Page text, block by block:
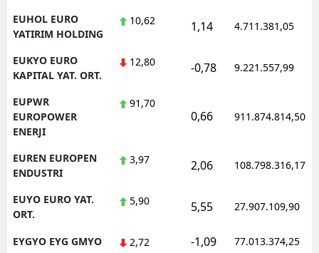
EUHOL EURO
YATIRIM HOLDING
10,62 1,14 4.711.381,05
EUKYO EURO
KAPITAL YAT. ORT.
12,80 -0,78 9.221.557,99
EUPWR
EUROPOWER
ENERJI
91,70
0,66 911.874.814,50
EUREN EUROPEN
ENDUSTRI
3,97 2,06 108.798.316,17
EUYO EURO YAT.
ORT.
5,90 5,55 27.907.109,90
EYGYO EYG GMYO 2,72 -1,09 77.013.374,25